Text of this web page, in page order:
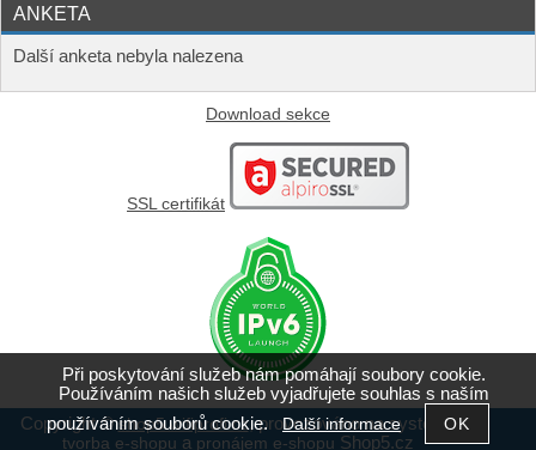
ANKETA
Další anketa nebyla nalezena
Download sekce
SSL certifikát
Copyright ©shop5.wifiprofi.cz,provozováno na systému
tvorba e-shopu a pronájem e-shopu Shop5.cz
Při poskytování služeb nám pomáhají soubory cookie.
Používáním našich služeb vyjadřujete souhlas s naším
používáním souborů cookie.Další informace